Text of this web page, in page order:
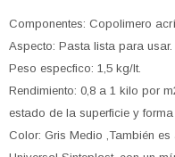
Componentes: Copolimero
Aspecto: Pasta lista para usar.
Peso especfico: 1,5 kg/It.
Rendimiento: 0,8 a 1 kilo por
estado de la superficie y
Color: Gris Medio ,También